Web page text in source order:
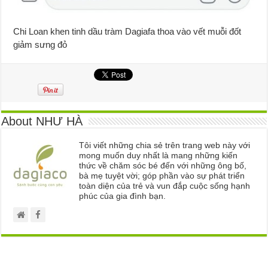
Chi Loan khen tinh dầu tràm Dagiafa thoa vào vết muỗi đốt
giảm sưng đỏ
About NHƯ HÀ
Tôi viết những chia sẻ trên trang web này với
mong muốn duy nhất là mang những kiến
thức về chăm sóc bé đến với những ông bố,
bà mẹ tuyệt vời; góp phần vào sự phát triển
toàn diện của trẻ và vun đắp cuộc sống hạnh
phúc của gia đình bạn.